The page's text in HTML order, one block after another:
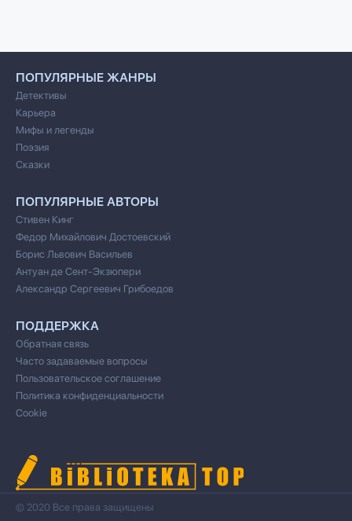
ПОПУЛЯРНЫЕ ЖАНРЫ
Детективы
Карьера
Мифы и легенды
Поэзия
Сказки
ПОПУЛЯРНЫЕ АВТОРЫ
Стивен Кинг
Федор Михайлович Достоевский
Борис Львович Васильев
Антуан де Сент-Экзюпери
Александр Сергеевич Грибоедов
ПОДДЕРЖКА
Обратная связь
Часто задаваемые вопросы
Пользовательское соглашение
Политика конфиденциальности
Cookie
© 2020 Все права защищены